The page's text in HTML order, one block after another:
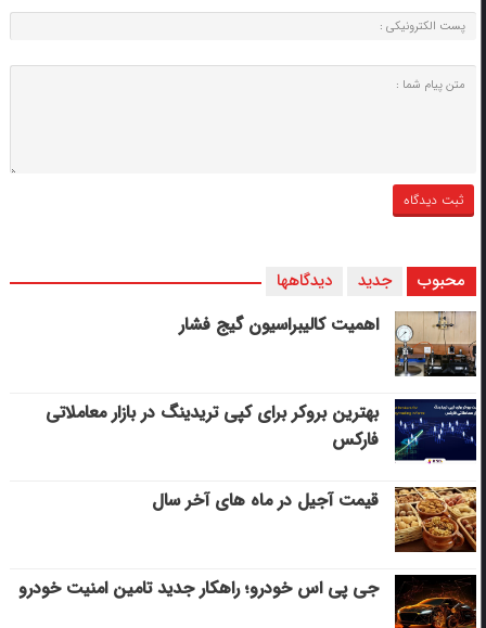
محبوب جدید دیدگاهها
اهمیت کالیبراسیون گیج فشار
بهترین بروکر برای کپی‌ تریدینگ در بازار معاملاتی
فارکس
قیمت آجیل در ماه های آخر سال
جی پی اس خودرو؛ راهکار جدید تامین امنیت خودرو